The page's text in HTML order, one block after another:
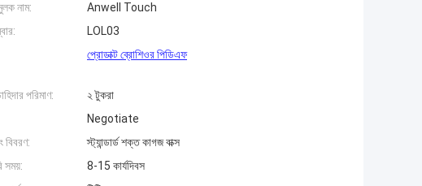
নাম:
Anwell Touch
LOL03
প্রোডাক্ট ব্রোশিওর পিডিএফ
পরিমাণ:
২ টুকরা
Negotiate
বিবরণ:
স্ট্যান্ডার্ড শক্ত কাগজ বাক্স
সময়:
8-15 কার্যদিবস